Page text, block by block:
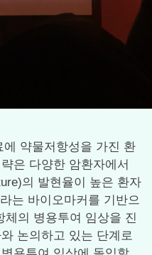
에 약물저항성을 가진 환
은 다양한 암환자에서
의 발현율이 높은 환자
는 바이오마커를 기반으
체의 병용투여 임상을 진
논의하고 있는 단계로